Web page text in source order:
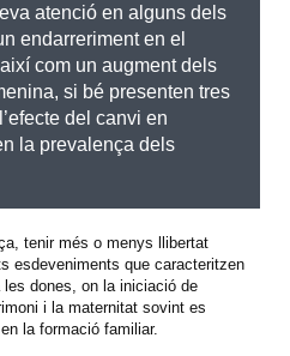
atenció en alguns dels
endarreriment en el
com un augment dels
si bé presenten tres
del canvi en
la prevalença dels
tenir més o menys llibertat
esdeveniments que caracteritzen
les dones, on la iniciació de
i la maternitat sovint es
la formació familiar.